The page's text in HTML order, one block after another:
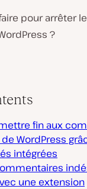
pour arrêter
?
fin aux
WordPress
intégrées
une extension